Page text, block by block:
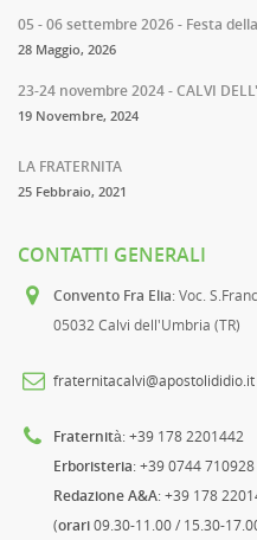
05 - 06 settembre 2026 - Festa
28 Maggio, 2026
23-24 novembre 2024 - CALVI
19 Novembre, 2024
LA FRATERNITA
25 Febbraio, 2021
CONTATTI GENERALI
Convento Fra Elia: Voc.
05032 Calvi dell'Umbria (TR)
fraternitacalvi@apostolididio.it
Fraternità: +39 178 2201442
Erboristeria: +39 0744 710928
Redazione A&A: +39 178
(orari09.30-11.00 / 15.30-